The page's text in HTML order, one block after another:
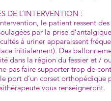
DE L’INTERVENTION :
le patient ressent
par la prise
à uriner apparaissent
initialement). Des
dans la région du fessier et /
pas faire supporter trop de
port d’un corset
vous renseigneront.